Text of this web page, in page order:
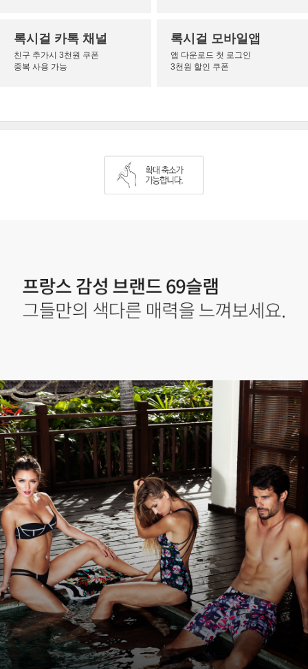
록시걸 카톡 채널
친구 추가시 3천원 쿠폰
중복 사용 가능
록시걸 모바일앱
앱 다운로드 첫 로그인
3천원 할인 쿠폰